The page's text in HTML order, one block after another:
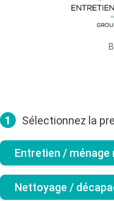
1 Sélectionnez la
Entretien / ménage
Nettoyage /